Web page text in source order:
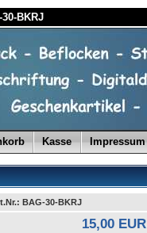
30-BKRJ
Kasse Impressum
BAG-30-BKRJ
15,00 EUR